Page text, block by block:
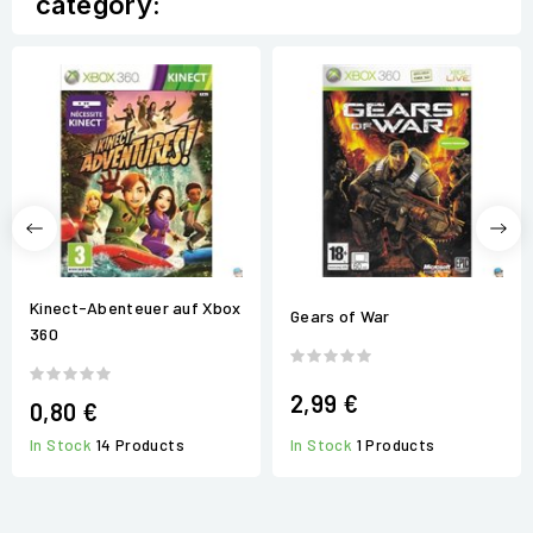
Kinect-Abenteuer auf Xbox
360
0,80 €
In Stock 14 Products
Gears of War
2,99 €
In Stock 1 Products